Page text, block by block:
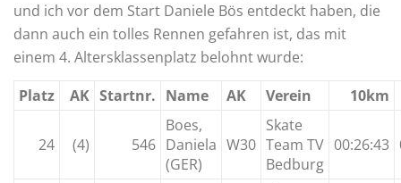
und ich vor dem Start Daniele Bös entdeckt haben, die
dann auch ein tolles Rennen gefahren ist, das mit
einem 4. Altersklassenplatz belohnt wurde:
Platz
AK Startnr. Name AK Verein 10km
24 (4) 546
Boes,
Daniela
(GER)
W30
Skate
Team TV
Bedburg
00:26:43